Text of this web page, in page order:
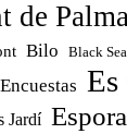
de Palma
Bilo Black
Encuestas Es
Jardí